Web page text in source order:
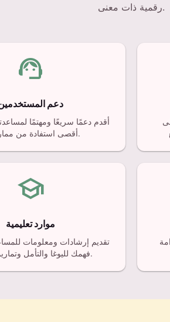
رقمية ذات معنى.
support_agent
دعم
أقدم دعمًا سريعًا ومهتمًا
أقصى استفادة من ممارستك.
school
موارد تعليمية
تقديم إرشادات ومعلومات
فهمك لليوغا والتأمل وتمارين التنفس.